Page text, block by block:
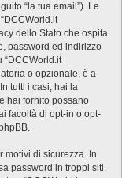
“la tua email”). Le
dello Stato che ospita
password ed indirizzo
o opzionale, è a
tutti i casi, hai la
hai fornito possano
facoltà di opt-in o opt-
motivi di sicurezza. In
password in troppi siti.